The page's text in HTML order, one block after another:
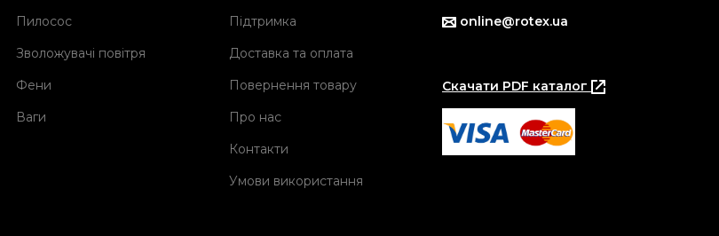
Пилосос
Зволожувачі повітря
Фени
Ваги
Підтримка
Доставка та оплата
Повернення товару
Про нас
Контакти
Умови використання
online@rotex.ua
Скачати PDF каталог